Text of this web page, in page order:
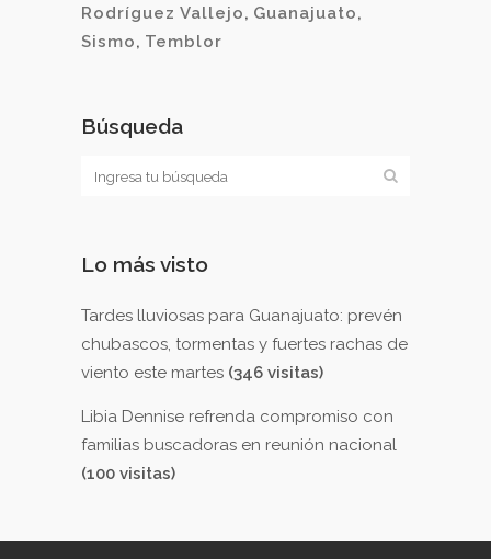
Rodríguez Vallejo, Guanajuato,
Sismo, Temblor
Búsqueda
Lo más visto
Tardes lluviosas para Guanajuato: prevén
chubascos, tormentas y fuertes rachas de
viento este martes (346 visitas)
Libia Dennise refrenda compromiso con
familias buscadoras en reunión nacional
(100 visitas)